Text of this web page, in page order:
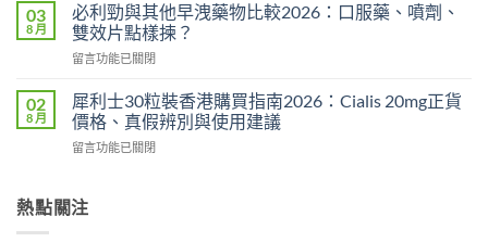
常
見
作
安
全
服
法
與
正
貨？
2026
年
買
渠
＋
完
久
液
哪
裡
先
安
心？
2026
港
03
8 月
必利勁與其他早洩藥物比較2026：口服藥、噴劑、
雙效片點樣揀？
在
利
勁
與
其
洩
留言功能已關閉
02
8 月
犀利士30粒裝香港購買指南2026：Cialis 20mg正貨
價格、真假辨別與使用建議
在
士
30
留言功能已關閉
熱點關注